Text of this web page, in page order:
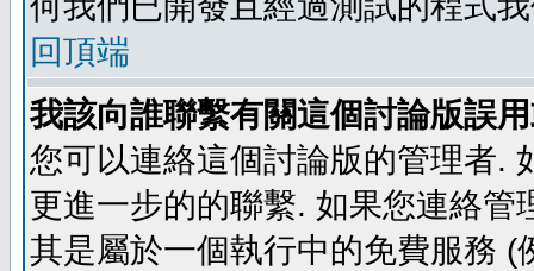
回頂端
我該向誰聯繫有關這個討論版誤
您可以連絡這個討論版的管理者.
更進一步的的聯繫. 如果您連絡
其是屬於一個執行中的免費服務